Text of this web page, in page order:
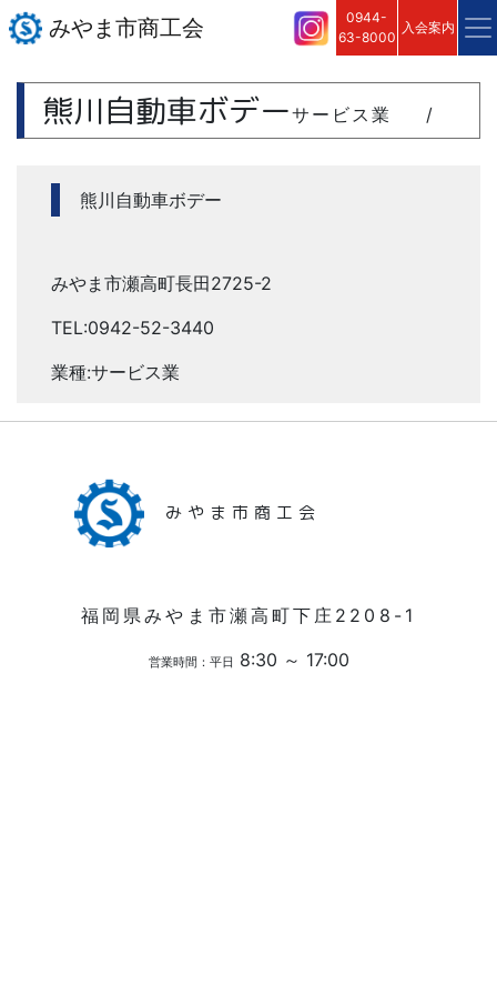
みやま市商工会
0944-
63-8000
入会案内
熊川自動車ボデーサービス業 /
熊川自動車ボデー
みやま市瀬高町長田2725-2
TEL:0942-52-3440
業種:サービス業
みやま市商工会
福岡県みやま市瀬高町下庄2208-1
営業時間：平日 8:30 ～ 17:00